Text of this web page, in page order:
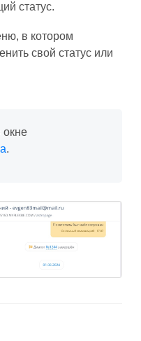
статус.
в котором
свой статус или
окне
.